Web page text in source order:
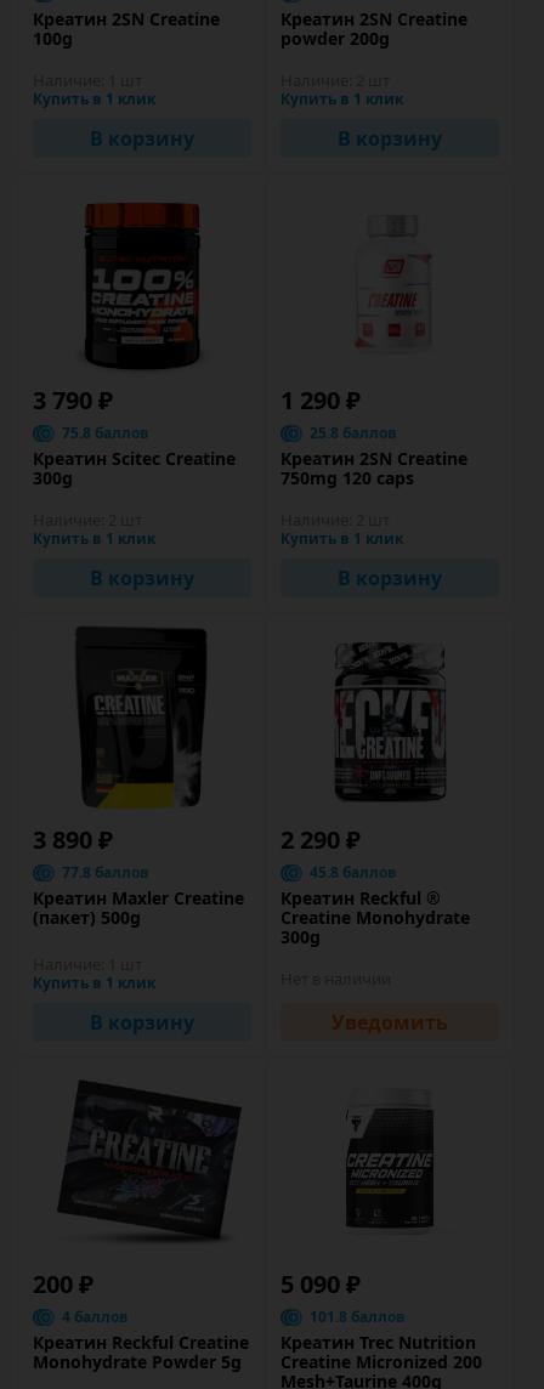
Креатин 2SN Creatine
100g
Купить в 1 клик
В корзину
Креатин 2SN Creatine
powder 200g
Купить в 1 клик
В корзину
3 790 ₽
75.8 баллов
Креатин Scitec Creatine
300g
Купить в 1 клик
В корзину
1 290 ₽
25.8 баллов
Креатин 2SN Creatine
750mg 120 caps
Купить в 1 клик
В корзину
3 890 ₽
77.8 баллов
Креатин Maxler Creatine
(пакет) 500g
Купить в 1 клик
В корзину
2 290 ₽
45.8 баллов
Креатин Reckful ®
Creatine Monohydrate
300g
Уведомить
200 ₽
4 баллов
Креатин Reckful Creatine
Monohydrate Powder 5g
5 090 ₽
101.8 баллов
Креатин Trec Nutrition
Creatine Micronized 200
Mesh+Taurine 400g